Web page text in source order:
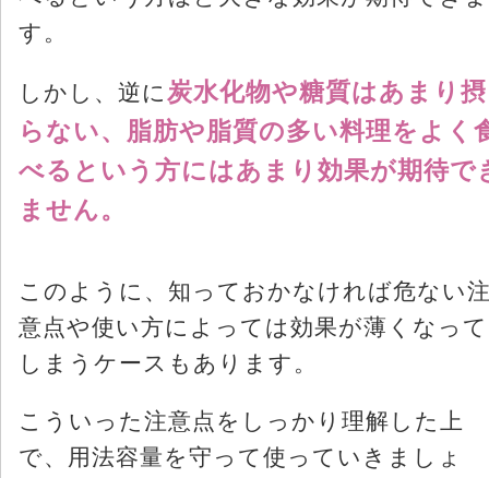
す。
しかし、逆に 炭水化物や糖質はあまり摂
らない、脂肪や脂質の多い料理をよく
べるという方にはあまり効果が期待で
ません。
このように、知っておかなければ危ない
意点や使い方によっては効果が薄くなって
しまうケースもあります。
こういった注意点をしっかり理解した上
で、用法容量を守って使っていきましょ